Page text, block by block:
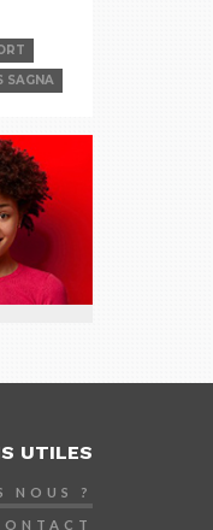
SAGNA
UTILES
NOUS ?